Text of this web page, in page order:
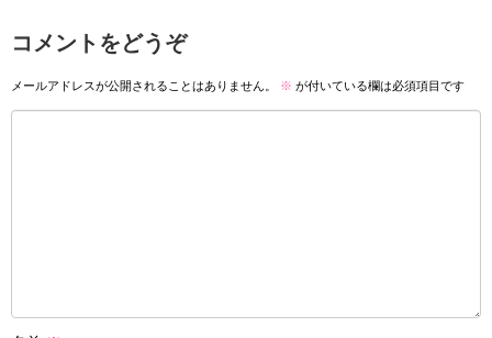
コメントをどうぞ
メールアドレスが公開されることはありません。 ※ が付いている欄は必須項目です